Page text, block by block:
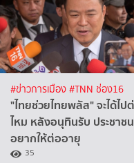
#ข่าวการเมือง#TNN ช่อง16
"ไทยช่วยไทยพลัส" จะได้ไป
ไหม หลังอนุทินรับ ประชาชน
อยากให้ต่ออายุ
35